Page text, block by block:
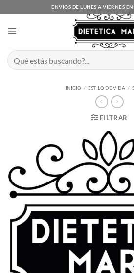
al
ENVÍOS DE LUNES A VIERNES
Buscar
por:
INICIO / ESTILO DE VIDA /
FILTRAR